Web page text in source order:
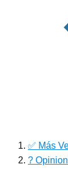
✅ Más
?